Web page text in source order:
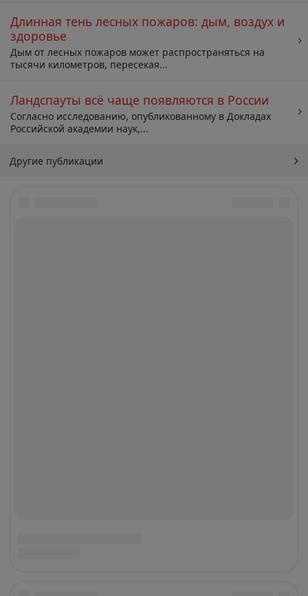
Длинная тень лесных пожаров: дым, воздух и
здоровье
Дым от лесных пожаров может распространяться на
тысячи километров, пересекая...
Ландспауты всё чаще появляются в России
Согласно исследованию, опубликованному в Докладах
Российской академии наук,...
Другие публикации